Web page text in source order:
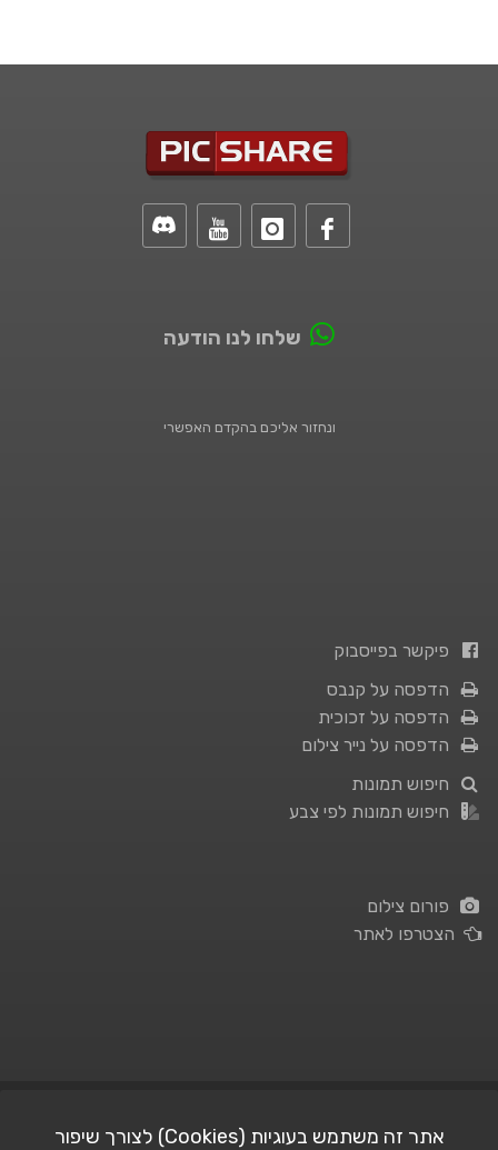
שלחו לנו הודעה
ונחזור אליכם בהקדם האפשרי
פיקשר בפייסבוק
הדפסה על קנבס
הדפסה על זכוכית
הדפסה על נייר צילום
חיפוש תמונות
חיפוש תמונות לפי צבע
פורום צילום
הצטרפו לאתר
אתר זה משתמש בעוגיות (Cookies) לצורך שיפור